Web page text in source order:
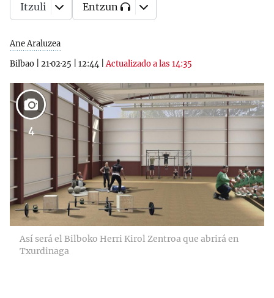
Ane Araluzea
Bilbao
21·02·25 12:44 |Actualizado a las 14:35
Itzuli Entzun
4
Así será el Bilboko Herri Kirol Zentroa que abrirá en
Txurdinaga